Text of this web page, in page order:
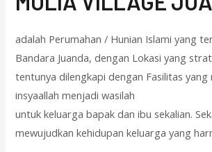
adalah Perumahan / Hunian Islami yang
Bandara Juanda, dengan Lokasi yang
tentunya dilengkapi dengan Fasilitas yang
insyaallah menjadi wasilah
untuk keluarga bapak dan ibu sekalian.
mewujudkan kehidupan keluarga yang